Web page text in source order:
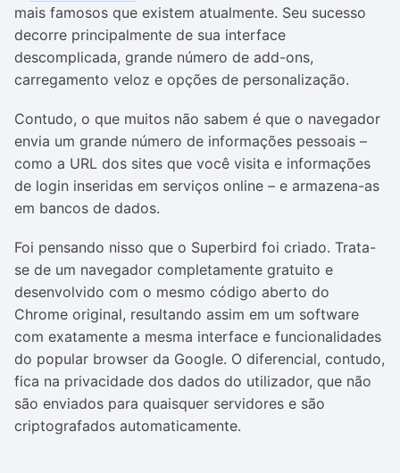
mais famosos que existem atualmente. Seu sucesso
decorre principalmente de sua interface
descomplicada, grande número de add-ons,
carregamento veloz e opções de personalização.
Contudo, o que muitos não sabem é que o navegador
envia um grande número de informações pessoais –
como a URL dos sites que você visita e informações
de login inseridas em serviços online – e armazena-as
em bancos de dados.
Foi pensando nisso que o Superbird foi criado. Trata-
se de um navegador completamente gratuito e
desenvolvido com o mesmo código aberto do
Chrome original, resultando assim em um software
com exatamente a mesma interface e funcionalidades
do popular browser da Google. O diferencial, contudo,
fica na privacidade dos dados do utilizador, que não
são enviados para quaisquer servidores e são
criptografados automaticamente.